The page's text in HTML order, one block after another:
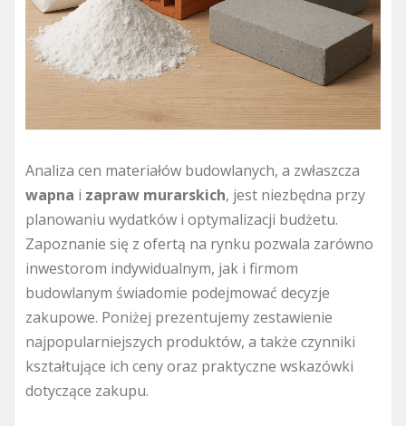
Analiza cen materiałów budowlanych, a zwłaszcza
wapna i zapraw murarskich, jest niezbędna przy
planowaniu wydatków i optymalizacji budżetu.
Zapoznanie się z ofertą na rynku pozwala zarówno
inwestorom indywidualnym, jak i firmom
budowlanym świadomie podejmować decyzje
zakupowe. Poniżej prezentujemy zestawienie
najpopularniejszych produktów, a także czynniki
kształtujące ich ceny oraz praktyczne wskazówki
dotyczące zakupu.